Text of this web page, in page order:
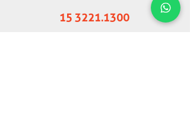
15 3221.1300